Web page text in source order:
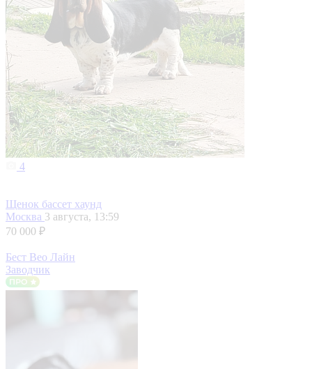
4
Щенок бассет хаунд
Москва 3 августа, 13:59
70 000 ₽
Бест Вео Лайн
Заводчик